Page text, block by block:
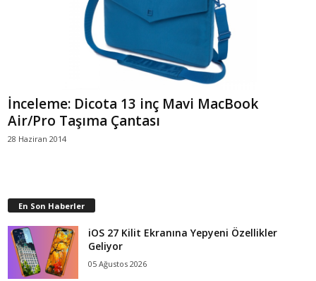
İnceleme: Dicota 13 inç Mavi MacBook
Air/Pro Taşıma Çantası
28 Haziran 2014
En Son Haberler
iOS 27 Kilit Ekranına Yepyeni Özellikler
Geliyor
05 Ağustos 2026